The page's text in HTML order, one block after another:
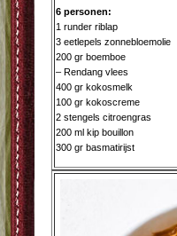
6 personen:
1 runder riblap
3 eetlepels zonnebloemolie
200 gr boemboe
– Rendang vlees
400 gr kokosmelk
100 gr kokoscreme
2 stengels citroengras
200 ml kip bouillon
300 gr basmatirijst